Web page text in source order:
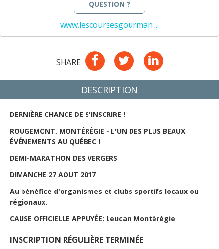
QUESTION ?
www.lescoursesgourman ...
SHARE
DESCRIPTION
DERNIÈRE CHANCE DE S'INSCRIRE !
ROUGEMONT, MONTÉRÉGIE - L'UN DES PLUS BEAUX
ÉVÉNEMENTS AU QUÉBEC !
DEMI-MARATHON DES VERGERS
DIMANCHE 27 AOUT 2017
Au bénéfice d'organismes et clubs sportifs locaux ou
régionaux.
CAUSE OFFICIELLE APPUYÉE: Leucan Montérégie
INSCRIPTION RÉGULIÈRE TERMINÉE